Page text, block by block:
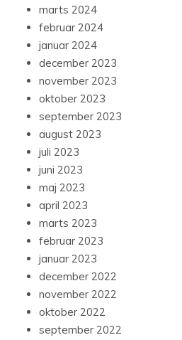
marts 2024
februar 2024
januar 2024
december 2023
november 2023
oktober 2023
september 2023
august 2023
juli 2023
juni 2023
maj 2023
april 2023
marts 2023
februar 2023
januar 2023
december 2022
november 2022
oktober 2022
september 2022